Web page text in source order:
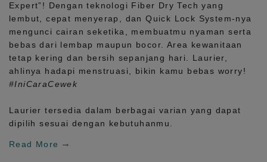
Expert”! Dengan teknologi Fiber Dry Tech yang
lembut, cepat menyerap, danQuick Lock System-nya
mengunci cairan seketika, membuatmu nyaman serta
bebas dari lembap maupun bocor. Area kewanitaan
tetap kering dan bersih sepanjang hari.
Laurier,
ahlinya hadapi menstruasi, bikin kamu bebas worry!
#IniCaraCewek
Laurier tersedia dalam berbagai varian yang dapat
dipilih sesuai dengan kebutuhanmu.
Read More